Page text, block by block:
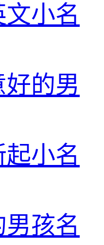
小名
的男
起小名
孩名